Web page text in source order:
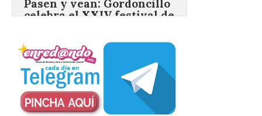
8 Ago 2026
La información en la web
del Ayuntamiento sobre
este evento es del año
2022 y la de su página de
turismo de 2025 La firme
apuesta cultural que en las últimas
décadas viene desarrollando Gordoncillo,